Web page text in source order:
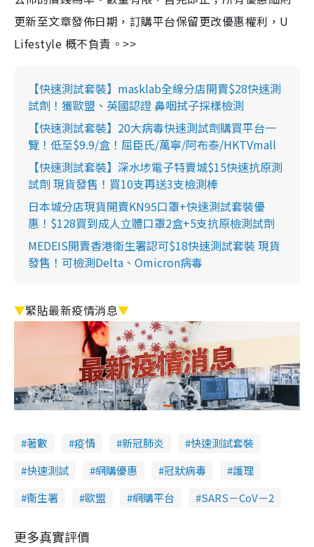
更新至文章發佈日期，訂購平台保留更改優惠權利，U
Lifestyle 概不負責。>>
【快速測試套裝】masklab全線分店開賣$28快速測
試劑！獲歐盟、英國認證 鼻咽拭子採樣檢測
【快速測試套裝】20大病毒快速測試劑購買平台一
覽！低至$9.9/盒！屈臣氏/萬寧/阿布泰/HKTVmall
【快速測試套裝】深水埗電子特賣城$15快速抗原測
試劑 現貨發售！買10支再送3支檢測棒
日本城分店現貨開賣KN95口罩+快速測試套裝優
惠！$128買到成人立體口罩2盒+5支抗原檢測試劑
MEDEIS開賣香港衛生署認可$18快速測試套裝 現貨
發售！可檢測Delta、Omicron病毒
▼緊貼最新疫情消息▼
著數 疫情 新冠肺炎
快速測試套裝
快速測試
網購優惠 冠狀病毒
護理
衞生署
歐盟 網購平台 SARS－CoV－2
更多真實評價